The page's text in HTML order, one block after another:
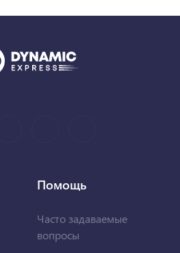
Помощь
Часто задаваемые
вопросы